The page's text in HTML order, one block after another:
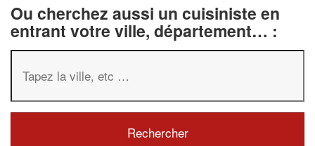
Ou cherchez aussi un cuisiniste en
entrant votre ville, département… :